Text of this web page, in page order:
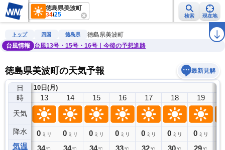
徳島県美波町
34/25 検索 現在地
雨雲レーダー 台風情報 地震情報 ラ
トップ 四国 徳島県
徳島県美波町
台風情報
台風13号・15号・16号｜今後の予想進路
徳島県美波町の天気予報 最新見解
日
時
天気
降水
気温
10日(月)
12
0ミリ
32
13
0 ミリ
34
14
0 ミリ
34
15
0 ミリ
34
16
0 ミリ
33
17
0 ミリ
32
18
0 ミリ
30
19
0 ミリ
29